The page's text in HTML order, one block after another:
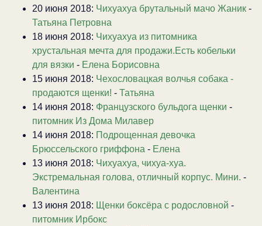
20 июня 2018: Чихуахуа брутальный мачо Жаник -
Татьяна Петровна
18 июня 2018: Чихуахуа из питомника
хрустальная мечта для продажи.Есть кобельки
для вязки - Елена Борисовна
15 июня 2018: Чехословацкая волчья собака -
продаются щенки! - Татьяна
14 июня 2018: Французского бульдога щенки -
питомник Из Дома Милавер
14 июня 2018: Подрощенная девочка
Брюссельского гриффона - Елена
13 июня 2018: Чихуахуа, чихуа-хуа.
Экстремальная голова, отличный корпус. Мини. -
Валентина
13 июня 2018: Щенки боксёра с родословной -
питомник Ирбокс